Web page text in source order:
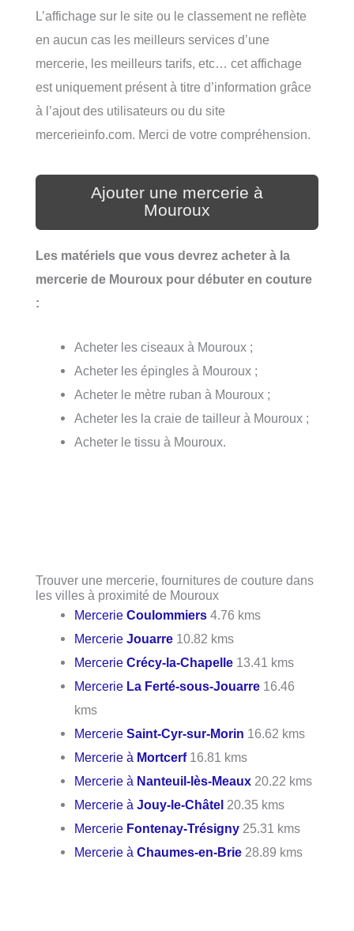
L’affichage sur le site ou le classement ne reflète
en aucun cas les meilleurs services d’une
mercerie, les meilleurs tarifs, etc… cet affichage
est uniquement présent à titre d’information grâce
à l’ajout des utilisateurs ou du site
mercerieinfo.com. Merci de votre compréhension.
Ajouter une mercerie à
Mouroux
Les matériels que vous devrez acheter à la
mercerie de Mouroux pour débuter en couture
:
Acheter les ciseaux à Mouroux ;
Acheter les épingles à Mouroux ;
Acheter le mètre ruban à Mouroux ;
Acheter les la craie de tailleur à Mouroux ;
Acheter le tissu à Mouroux.
Trouver une mercerie, fournitures de couture dans
les villes à proximité de Mouroux
MercerieCoulommiers 4.76 kms
MercerieJouarre 10.82 kms
MercerieCrécy-la-Chapelle 13.41 kms
Mercerie La Ferté-sous-Jouarre 16.46
kms
MercerieSaint-Cyr-sur-Morin 16.62 kms
Mercerie à Mortcerf16.81 kms
Mercerie à Nanteuil-lès-Meaux 20.22 kms
Mercerie àJouy-le-Châtel 20.35 kms
Mercerie Fontenay-Trésigny 25.31 kms
Mercerie àChaumes-en-Brie 28.89 kms